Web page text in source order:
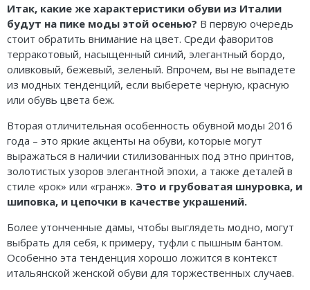
Итак, какие же характеристики обуви из Италии
будут на пике моды этой осенью? В первую очередь
стоит обратить внимание на цвет. Среди фаворитов
терракотовый, насыщенный синий, элегантный бордо,
оливковый, бежевый, зеленый. Впрочем, вы не выпадете
из модных тенденций, если выберете черную, красную
или обувь цвета беж.
Вторая отличительная особенность обувной моды 2016
года – это яркие акценты на обуви, которые могут
выражаться в наличии стилизованных под этно принтов,
золотистых узоров элегантной эпохи, а также деталей в
стиле «рок» или «гранж». Это и грубоватая шнуровка, и
шиповка, и цепочки в качестве украшений.
Более утонченные дамы, чтобы выглядеть модно, могут
выбрать для себя, к примеру, туфли с пышным бантом.
Особенно эта тенденция хорошо ложится в контекст
итальянской женской обуви для торжественных случаев.